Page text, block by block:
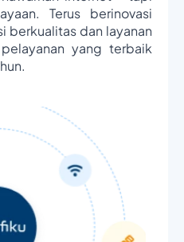
Terus berinovasi
berkualitas dan layanan
yang terbaik